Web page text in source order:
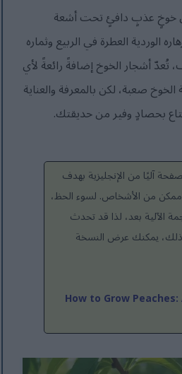
خوخٍ عذبٍ دافئٍ تحت أشعة
الوردية العطرة في الربيع وثماره
تُعدّ أشجار الخوخ إضافةً رائعةً لأي
صعبة، لكن بالمعرفة والعناية
بحصادٍ وفير من حديقتك.
آليًا من الإنجليزية بهدف
ممكن من الأشخاص. لسوء الحظ،
الآلية بعد، لذا قد تحدث
يمكنك عرض النسخة
How to Grow